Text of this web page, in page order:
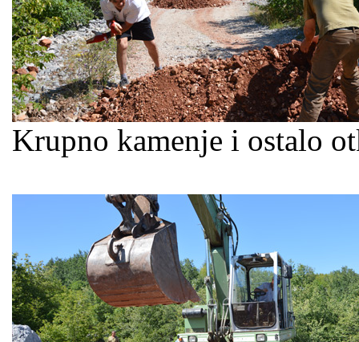
Krupno kamenje i ostalo